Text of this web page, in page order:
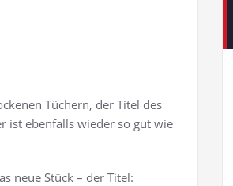
Tüchern, der Titel des
ist ebenfalls wieder so gut wie
neue Stück – der Titel: